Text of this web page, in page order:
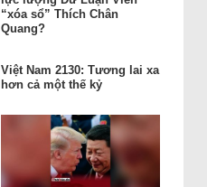
“xóa sổ” Thích Chân
Quang?
Việt Nam 2130: Tương lai xa
hơn cả một thế kỷ